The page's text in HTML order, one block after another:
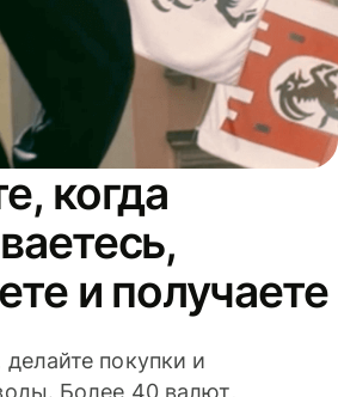
когда
и получаете
покупки и
Более 40 валют,